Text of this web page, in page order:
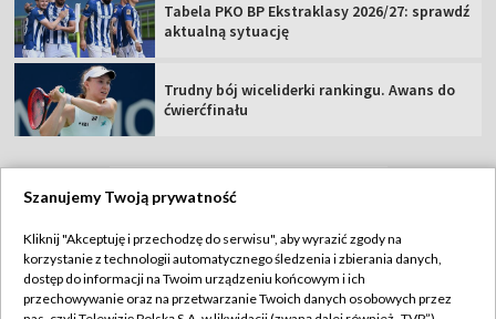
Tabela PKO BP Ekstraklasy 2026/27: sprawdź
aktualną sytuację
Trudny bój wiceliderki rankingu. Awans do
ćwierćfinału
Abonament TVP
Sklep TVP
Regulamin TVP
Polityka prywatności
Szanujemy Twoją prywatność
Kliknij "Akceptuję i przechodzę do serwisu", aby wyrazić zgody na
korzystanie z technologii automatycznego śledzenia i zbierania danych,
dostęp do informacji na Twoim urządzeniu końcowym i ich
przechowywanie oraz na przetwarzanie Twoich danych osobowych przez